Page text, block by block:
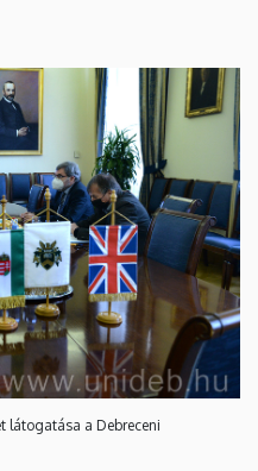
látogatása a Debreceni